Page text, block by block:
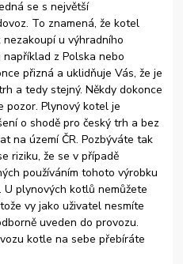
se s největší
To znamená, že kotel
u výhradního
z Polska nebo
přizná a uklidňuje Vás, že je
a tedy stejný. Někdy dokonce
pozor. Plynový kotel je
o shodě pro český trh a bez
na území ČR. Pozbýváte tak
riziku, že se v případě
používáním tohoto výrobku
U plynových kotlů nemůžete
vy jako uživatel nesmíte
uveden do provozu.
kotle na sebe přebíráte